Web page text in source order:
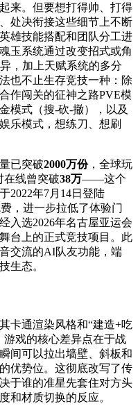
来。但要想打得帅、打得
处决衔接这些细节上不断
雄技能搭配和团队分工进
玉系统通过改变招式或角
，加上天赋系统的多分
也不止生存竞技一种：除
作闯关的征神之路PVE模
模式（搜-砍-撤），以及
乐模式，想练刀、想刷
已突破2000万份，全球玩
在线曾突破38万——这个
2022年7月14日登陆
，进一步拉低了体验门
入选2026年名古屋亚运会
台上的正式竞技项目。此
交流的AI队友功能，端
生态。
卡通渲染风格和“建造+吃
游戏的核心差异点在于战
间可以拉出墙壁、斜板和
优势位。这彻底改写了传
于谁的准星先套住对方头
和材质切换的反应。